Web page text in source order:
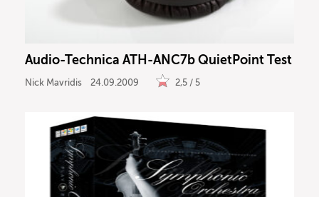
Audio-Technica ATH-ANC7b QuietPoint Test
Nick Mavridis 24.09.2009 2,5 / 5